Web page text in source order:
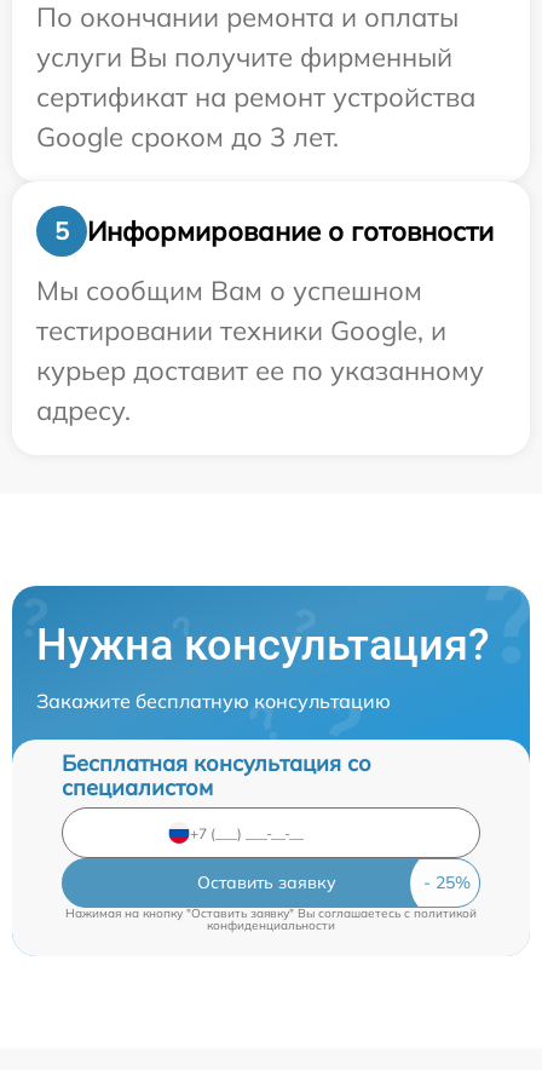
По окончании ремонта и оплаты
услуги Вы получите фирменный
сертификат на ремонт устройства
Google сроком до 3 лет.
5
Информирование о готовности
Мы сообщим Вам о успешном
тестировании техники Google, и
курьер доставит ее по указанному
адресу.
Нужна консультация?
Закажите бесплатную консультацию
Бесплатная консультация со
специалистом
Оставить заявку
Нажимая на кнопку "Оставить заявку" Вы соглашаетесь c политикой
конфиденциальности